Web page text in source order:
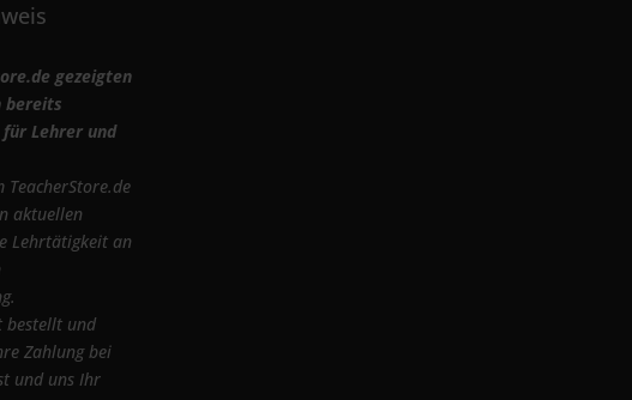
gezeigten
bereits
Lehrer und
TeacherStore.de
aktuellen
Lehrtätigkeit an
bestellt und
Zahlung bei
und uns Ihr